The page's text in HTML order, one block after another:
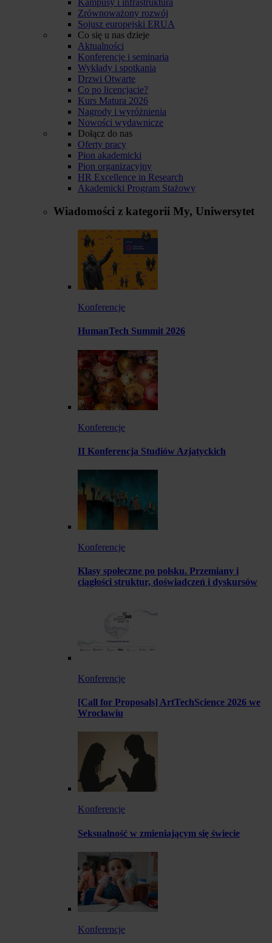
Zrównoważony rozwój
Sojusz europejski ERUA
Co się u nas dzieje
Aktualności
Konferencje i seminaria
Wykłady i spotkania
Drzwi Otwarte
Co po licencjacie?
Kurs Matura 2026
Nagrody i wyróżnienia
Nowości wydawnicze
Dołącz do nas
Oferty pracy
Pion akademicki
Pion organizacyjny
HR Excellence in Research
Akademicki Program Stażowy
Wiadomości z kategorii My, Uniwersytet
Konferencje
HumanTech Summit 2026
Konferencje
II Konferencja Studiów Azjatyckich
Konferencje
Klasy społeczne po polsku. Przemiany i
ciągłości struktur, doświadczeń i dyskursów
Konferencje
[Call for Proposals] ArtTechScience 2026 we
Wrocławiu
Konferencje
Seksualność w zmieniającym się świecie
Konferencje